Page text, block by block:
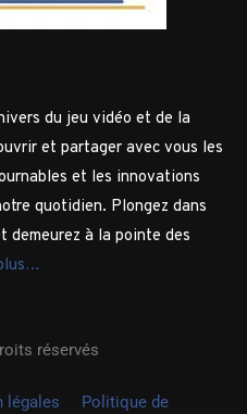
du jeu vidéo et de la
et partager avec vous les
et les innovations
quotidien. Plongez dans
demeurez à la pointe des
réservés
légales
Politique de